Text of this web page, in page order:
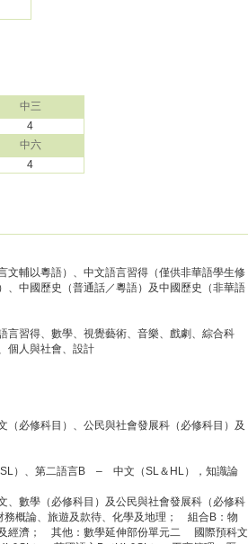
中三
4
中六
4
文輔以粵語）、中文語言習得（僅供非華語學生修
、中國歷史（普通話／粵語）及中國歷史（非華語
言習得、數學、視覺藝術、音樂、戲劇、綜合科
個人與社會、設計
（必修科目）、公民與社會發展科（必修科目）及
）、第二語言B – 中文（SL＆HL），知識論
、數學（必修科目）及公民與社會發展科（必修科
概論、旅遊及款待、化學及地理； 組合B：物
經濟； 其他：數學延伸部份單元二 國際預科文